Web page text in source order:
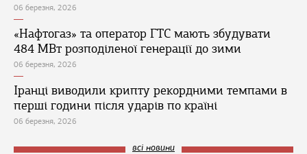
06 березня, 2026
«Нафтогаз» та оператор ГТС мають збудувати
484 МВт розподіленої генерації до зими
06 березня, 2026
Іранці виводили крипту рекордними темпами в
перші години після ударів по країні
06 березня, 2026
всі новини